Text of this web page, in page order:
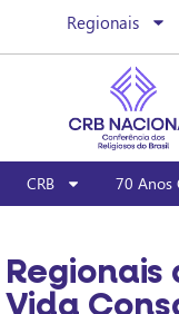
Regionais
CRB 70 Anos